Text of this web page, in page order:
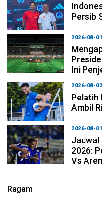
Persib
2026-08-
Ini
2026-08-
Pelatih
Ambil
2026-08-
Jadwal
2026:
Vs
Ragam